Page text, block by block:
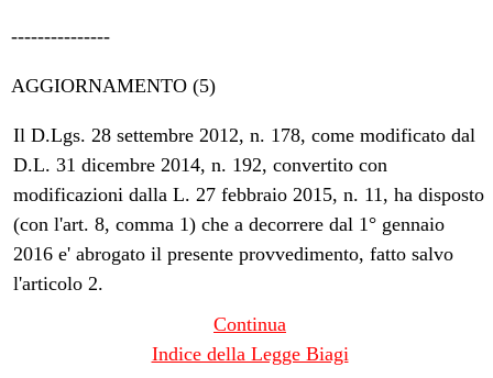
---------------
AGGIORNAMENTO (5)
Il D.Lgs. 28 settembre 2012, n. 178, come modificato dal
D.L. 31 dicembre 2014, n. 192, convertito con
modificazioni dalla L. 27 febbraio 2015, n. 11, ha disposto
(con l'art. 8, comma 1) che a decorrere dal 1° gennaio
2016 e' abrogato il presente provvedimento, fatto salvo
l'articolo 2.
Continua
Indice della Legge Biagi